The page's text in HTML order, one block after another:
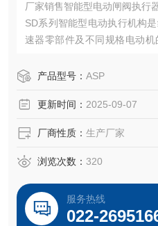
厂家销售智能型电动闸阀执行
SD系列智能型电动执行机构
速器零部件及不同规格电动机
产品型号： ASP
更新时间： 2025-09-07
厂商性质： 生产厂家
浏览次数： 320
服务热线
022-